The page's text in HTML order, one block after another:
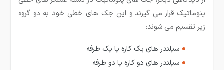
پنوماتیک قرار می گیرند و این جک های خطی خود به دو گروه
زیر تقسیم می شوند:
سیلندر های یک کاره یا یک طرفه
سیلندر های دو کاره یا دو طرفه